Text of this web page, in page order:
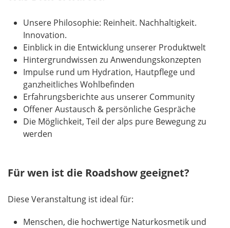
Unsere Philosophie: Reinheit. Nachhaltigkeit.
Innovation.
Einblick in die Entwicklung unserer Produktwelt
Hintergrundwissen zu Anwendungskonzepten
Impulse rund um Hydration, Hautpflege und
ganzheitliches Wohlbefinden
Erfahrungsberichte aus unserer Community
Offener Austausch & persönliche Gespräche
Die Möglichkeit, Teil der alps pure Bewegung zu
werden
Für wen ist die Roadshow geeignet?
Diese Veranstaltung ist ideal für:
Menschen, die hochwertige Naturkosmetik und